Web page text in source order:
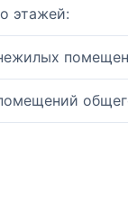
этажей: